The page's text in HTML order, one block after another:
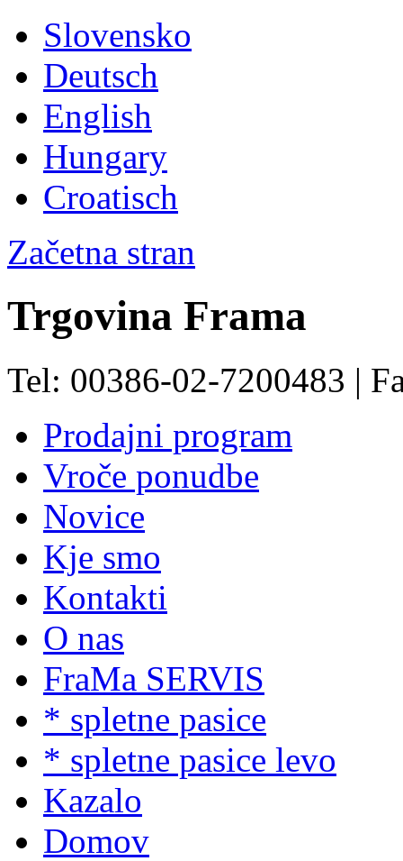
Slovensko
Deutsch
English
Hungary
Croatisch
Začetna stran
Trgovina Frama
Tel: 00386-02-7200483 |
Prodajni program
Vroče ponudbe
Novice
Kje smo
Kontakti
O nas
FraMa SERVIS
* spletne pasice
* spletne pasice levo
Kazalo
Domov